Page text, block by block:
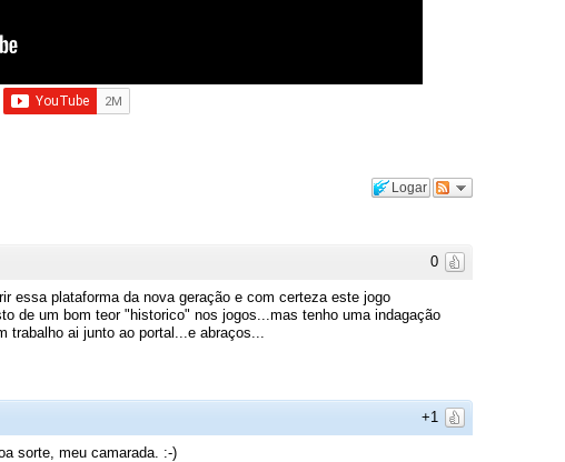
Logar
0
essa plataforma da nova geração e com certeza este jogo
de um bom teor "historico" nos jogos...mas tenho uma indagação
trabalho ai junto ao portal...e abraços...
+1
sorte, meu camarada. :-)